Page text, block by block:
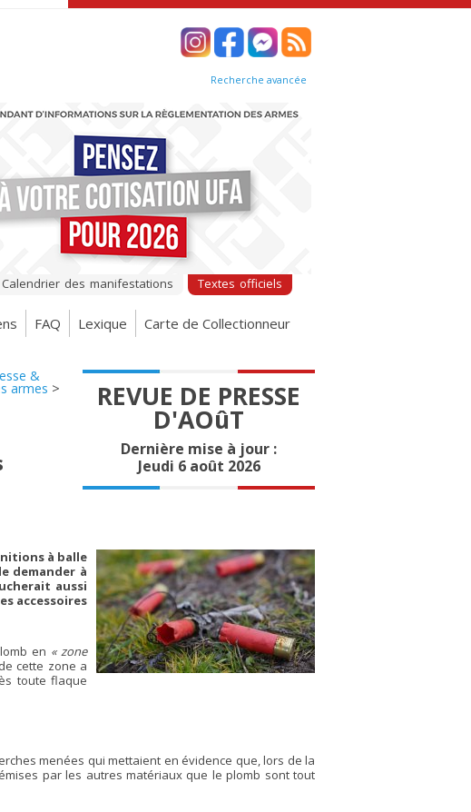
Recherche avancée
Calendrier des manifestations Textes officiels
FAQ Lexique Carte de Collectionneur
REVUE DE PRESSE
D'AOûT
Dernière mise à jour :
Jeudi 6 août 2026
&
armes >
à balle
demander à
aussi
accessoires
en « zone
cette zone a
toute flaque
menées qui mettaient en évidence que, lors de la
par les autres matériaux que le plomb sont tout